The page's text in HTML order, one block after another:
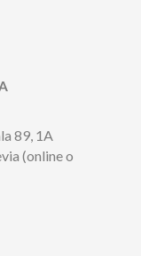
89, 1A
(online o